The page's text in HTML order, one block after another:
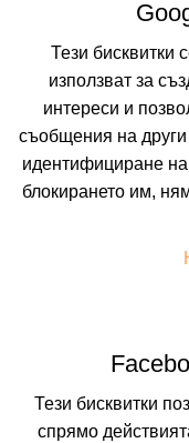
неравностойно положение
ресторант с тераса, лоби
шезлонги и чадъри,
детски кът, люлки и
Тези бисквитки
използват за
интереси и
съобщения на други
идентифициране
блокирането им,
Тези бисквитки
спрямо